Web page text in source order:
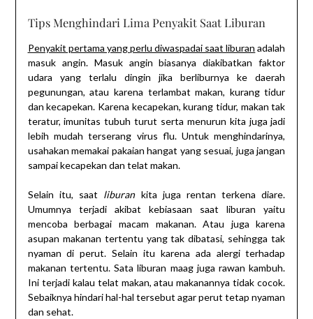
Tips Menghindari Lima Penyakit Saat Liburan
Penyakit pertama yang perlu diwaspadai saat liburan adalah
masuk angin. Masuk angin biasanya diakibatkan faktor
udara yang terlalu dingin jika berliburnya ke daerah
pegunungan, atau karena terlambat makan, kurang tidur
dan kecapekan. Karena kecapekan, kurang tidur, makan tak
teratur, imunitas tubuh turut serta menurun kita juga jadi
lebih mudah terserang virus flu. Untuk menghindarinya,
usahakan memakai pakaian hangat yang sesuai, juga jangan
sampai kecapekan dan telat makan.
Selain itu, saat liburankita juga rentan terkena diare.
Umumnya terjadi akibat kebiasaan saat liburan yaitu
mencoba berbagai macam makanan. Atau juga karena
asupan makanan tertentu yang tak dibatasi, sehingga tak
nyaman di perut. Selain itu karena ada alergi terhadap
makanan tertentu. Sata liburan maag juga rawan kambuh.
Ini terjadi kalau telat makan, atau makanannya tidak cocok.
Sebaiknya hindari hal-hal tersebut agar perut tetap nyaman
dan sehat.